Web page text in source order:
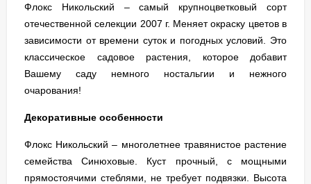
Флокс Никольский – самый крупноцветковый сорт
отечественной селекции 2007 г. Меняет окраску цветов в
зависимости от времени суток и погодных условий. Это
классическое садовое растения, которое добавит
Вашему саду немного ностальгии и нежного
очарования!
Декоративные особенности
Флокс Никольский – многолетнее травянистое растение
семейства Синюховые. Куст прочный, с мощными
прямостоячими стеблями, не требует подвязки. Высота